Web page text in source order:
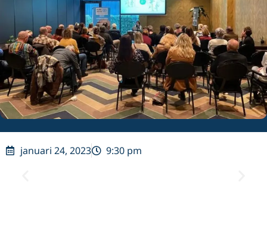
januari 24, 2023 9:30 pm